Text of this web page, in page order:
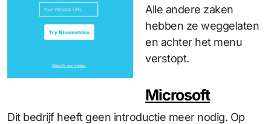
Alle andere zaken
hebben ze weggelaten
en achter het menu
verstopt.
Microsoft
Dit bedrijf heeft geen introductie meer nodig. Op